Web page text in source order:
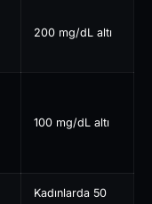
200 mg/dL altı
100 mg/dL altı
Kadınlarda 50